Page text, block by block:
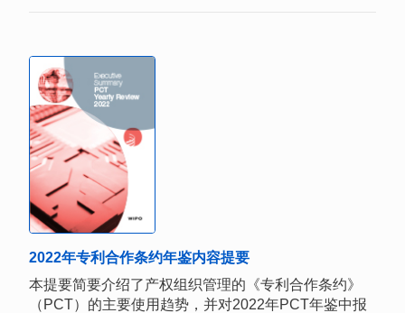
2022年专利合作条约年鉴内容提要
本提要简要介绍了产权组织管理的《专利合作条约》
（PCT）的主要使用趋势，并对2022年PCT年鉴中报